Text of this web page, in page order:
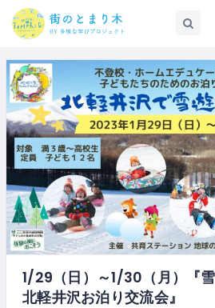
1/29（日）～1/30（月）『
北軽井沢お泊り交流会』